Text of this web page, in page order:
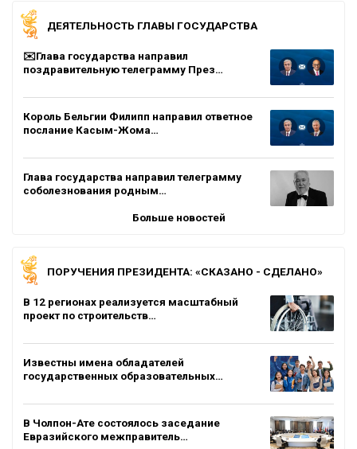
ДЕЯТЕЛЬНОСТЬ ГЛАВЫ ГОСУДАРСТВА
✉️Глава государства направил
поздравительную телеграмму През…
Король Бельгии Филипп направил ответное
послание Касым-Жома…
Глава государства направил телеграмму
соболезнования родным…
Больше новостей
ПОРУЧЕНИЯ ПРЕЗИДЕНТА: «СКАЗАНО - СДЕЛАНО»
В 12 регионах реализуется масштабный
проект по строительств…
Известны имена обладателей
государственных образовательных…
В Чолпон-Ате состоялось заседание
Евразийского межправитель…